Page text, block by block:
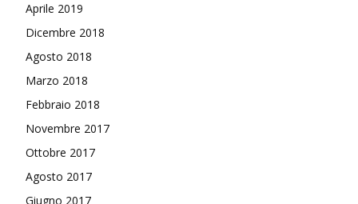
Aprile 2019
Dicembre 2018
Agosto 2018
Marzo 2018
Febbraio 2018
Novembre 2017
Ottobre 2017
Agosto 2017
Giugno 2017